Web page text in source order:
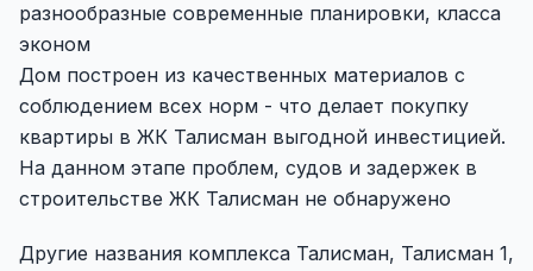
разнообразные современные планировки, класса
эконом
Дом построен из качественных материалов с
соблюдением всех норм - что делает покупку
квартиры в ЖК Талисман выгодной инвестицией.
На данном этапе проблем, судов и задержек в
строительстве ЖК Талисман не обнаружено
Другие названия комплекса Талисман, Талисман 1,